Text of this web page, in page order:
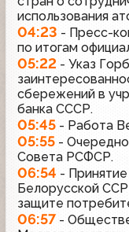
использования
04:23 - Пресс-
по итогам
05:22 - Указ
сбережений в
банка СССР.
05:45 - Работа
05:55 -
Совета РСФСР.
06:54 -
Белорусской
защите
06:57-